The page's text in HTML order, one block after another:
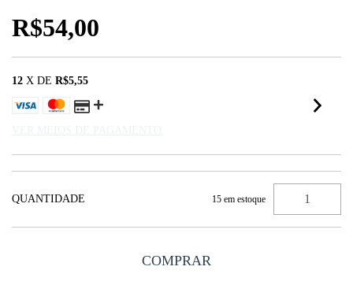
R$54,00
12 X DE R$5,55
QUANTIDADE 15 em estoque